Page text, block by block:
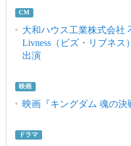
CM
大和ハウス工業株式会社
Livness（ビズ・リブネ
出演
映画
映画『キングダム 魂の決
ドラマ